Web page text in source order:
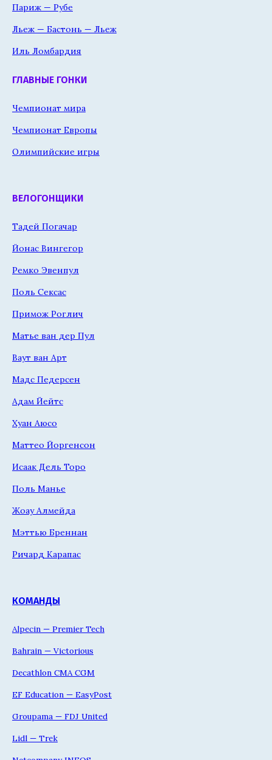
Париж — Рубе
Льеж — Бастонь — Льеж
Иль Ломбардия
ГЛАВНЫЕ ГОНКИ
Чемпионат мира
Чемпионат Европы
Олимпийские игры
ВЕЛОГОНЩИКИ
Тадей Погачар
Йонас Вингегор
Ремко Эвенпул
Поль Сексас
Примож Роглич
Матье ван дер Пул
Ваут ван Арт
Мадс Педерсен
Адам Йейтс
Хуан Аюсо
Маттео Йоргенсон
Исаак Дель Торо
Поль Манье
Жоау Алмейда
Мэттью Бреннан
Ричард Карапас
КОМАНДЫ
Alpecin — Premier Tech
Bahrain — Victorious
Decathlon CMA CGM
EF Education — EasyPost
Groupama — FDJ United
Lidl — Trek